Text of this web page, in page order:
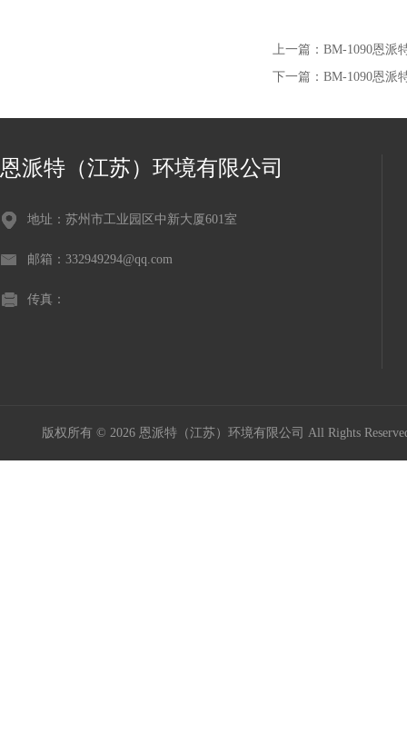
上一篇： BM-1090恩派
下一篇： BM-1090恩派
恩派特（江苏）环境有限公司
地址：苏州市工业园区中新大厦601室
邮箱：332949294@qq.com
传真：
版权所有 © 2026 恩派特（江苏）环境有限公司 All Rights